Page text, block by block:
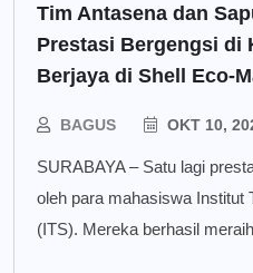
Tim Antasena dan
Prestasi Bergengsi di
Berjaya di Shell Eco-
BAGUS OKT 10,
SURABAYA – Satu lagi
oleh para mahasiswa Institut
(ITS). Mereka berhasil